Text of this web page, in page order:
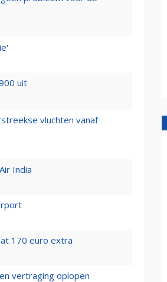
uit
vluchten vanaf
India
170 euro extra
vertraging oplopen